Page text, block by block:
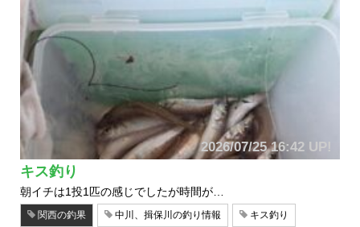
2026/07/25 16:42 UP!
キス釣り
朝イチは1投1匹の感じでしたが時間が…
関西の釣果 中川、揖保川の釣り情報 キス釣り